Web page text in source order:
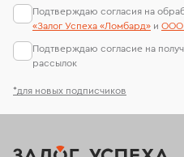
*для новых подписчиков
Подтверждаю согласия на
«Залог Успеха «Ломбард» и ООО
Подтверждаю согласие на
рассылок